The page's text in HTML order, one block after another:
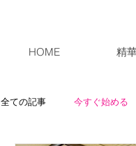
HOME 精
全ての記事 今すぐ始める